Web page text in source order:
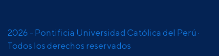
2026 - Pontificia Universidad Católica del Perú ·
Todos los derechos reservados